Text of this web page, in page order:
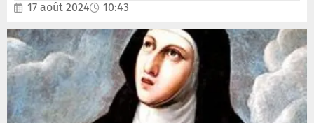
17 août 2024 10:43